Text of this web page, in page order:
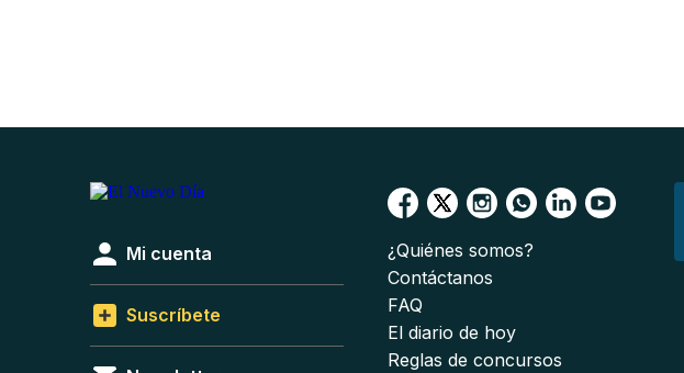
Mi cuenta
Suscríbete
¿Quiénes somos?
Contáctanos
FAQ
El diario de hoy
Reglas de concursos